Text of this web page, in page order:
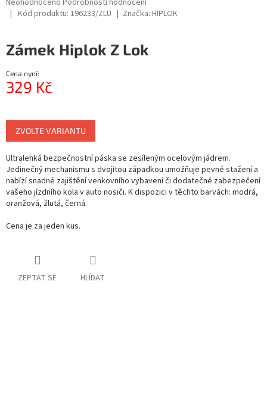
hodnocení
0,0
z
5
hvězdiček.
Neohodnoceno Podrobnosti hodnocení
Kód produktu: 196233/ZLU Značka:HIPLOK
Zámek Hiplok Z Lok
Cena nyní:
329 Kč
cena:
ZVOLTE VARIANTU
Ultralehká bezpečnostní páska se zesíleným ocelovým jádrem.
Jedinečný mechanismu s dvojitou západkou umožňuje pevné stažení a
nabízí snadné zajištění venkovního vybavení či dodatečné zabezpečení
vašeho jízdního kola v auto nosiči. K dispozici v těchto barvách: modrá,
oranžová, žlutá, černá.
Cena je za jeden kus.
ZEPTAT SE HLÍDAT